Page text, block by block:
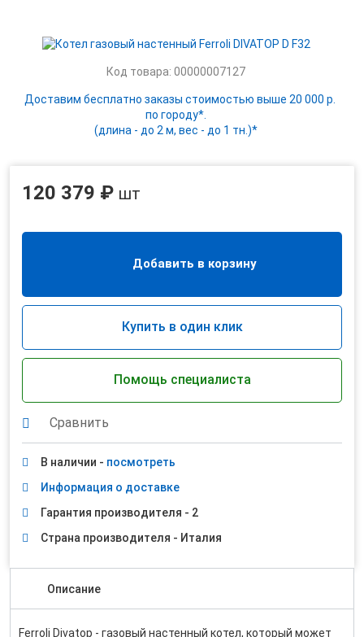
Код товара: 00000007127
Доставим бесплатно заказы стоимостью выше 20 000 р.
по городу*.
(длина - до 2 м, вес - до 1 тн.)*
120 379 ₽ шт
Добавить в корзину
Купить в один клик
Помощь специалиста
Сравнить
В наличии - посмотреть
Информация о доставке
Гарантия производителя - 2
Страна производителя - Италия
Описание
Ferroli Divatop - газовый настенный котел, который может